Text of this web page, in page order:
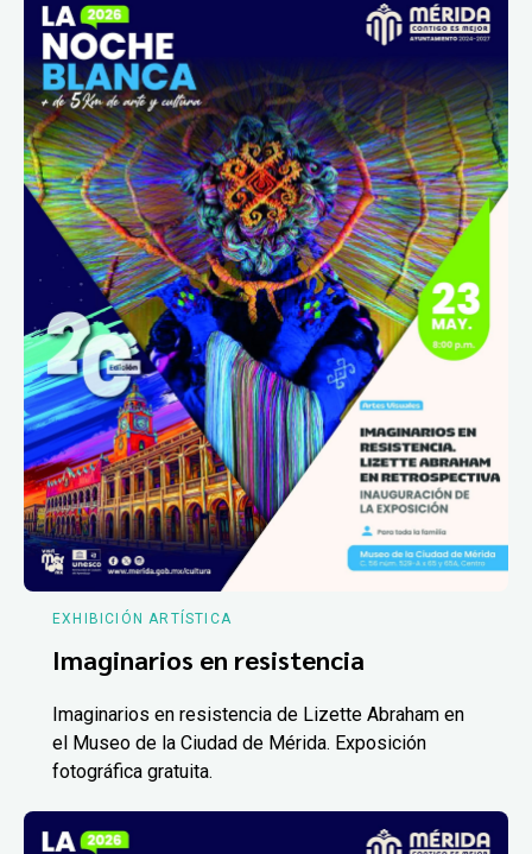
EXHIBICIÓN ARTÍSTICA
Imaginarios en resistencia
Imaginarios en resistencia de Lizette Abraham en
el Museo de la Ciudad de Mérida. Exposición
fotográfica gratuita.